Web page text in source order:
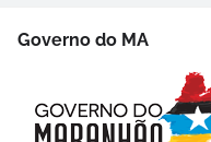
Governo do MA